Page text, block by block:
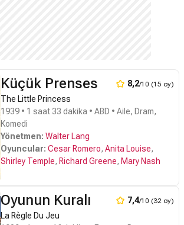
Küçük Prenses 8,2/10 (15 oy)
The Little Princess
1939 • 1 saat 33 dakika • ABD • Aile, Dram,
Komedi
Yönetmen: Walter Lang
Oyuncular: Cesar Romero, Anita Louise,
Shirley Temple, Richard Greene, Mary Nash
Oyunun Kuralı 7,4/10 (32 oy)
La Règle Du Jeu